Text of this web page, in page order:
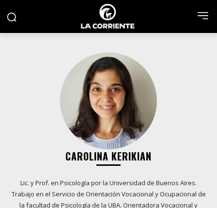
CAROLINA KERIKIAN
Lic. y Prof. en Psicología por la Universidad de Buenos Aires.
Trabajo en el Servicio de Orientación Vocacional y Ocupacional de
la facultad de Psicología de la UBA. Orientadora Vocacional y